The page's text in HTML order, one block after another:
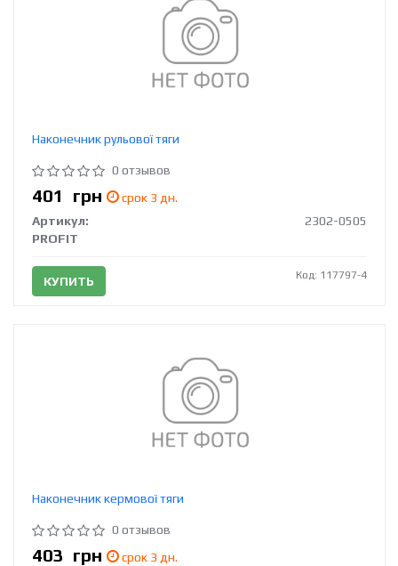
Наконечник рульової тяги
0 отзывов
401 грн
срок 3 дн.
Артикул:
2302-0505
PROFIT
КУПИТЬ Код: 117797-4
Наконечник кермової тяги
0 отзывов
403 грн
срок 3 дн.